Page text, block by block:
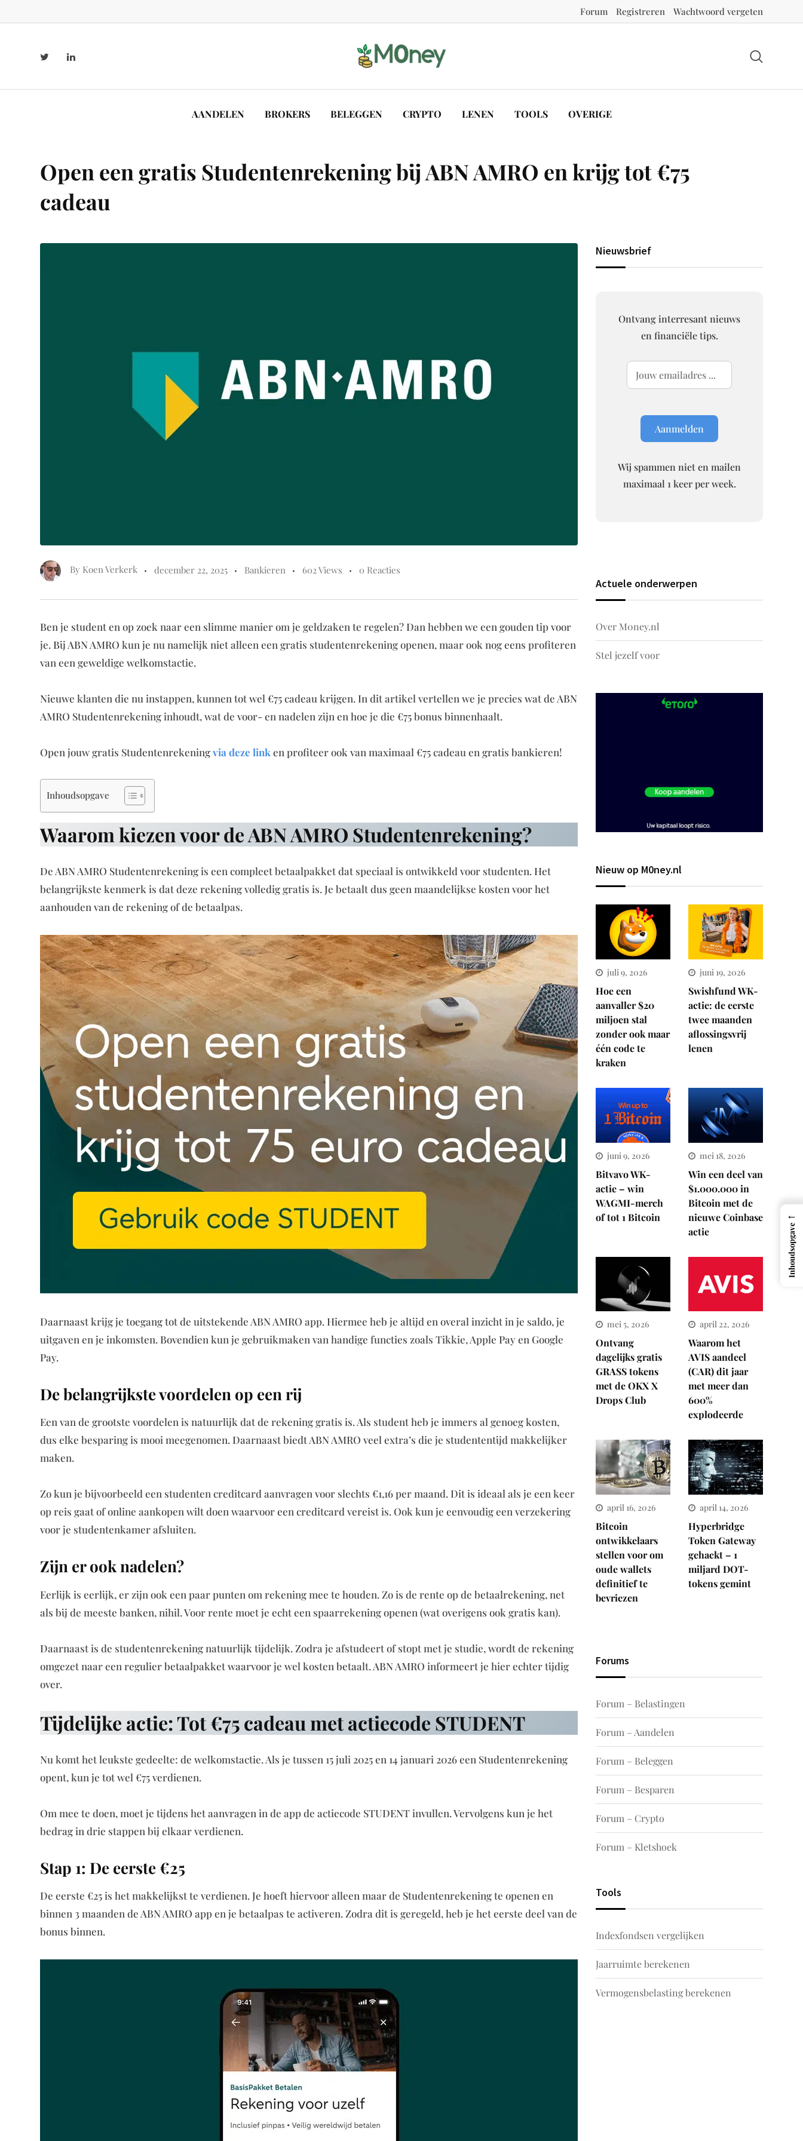
Forum Registreren Wachtwoord vergeten
AANDELEN BROKERS BELEGGEN CRYPTO LENEN TOOLS OVERIGE
Open een gratis Studentenrekening bij ABN AMRO en krijg tot €75
cadeau
By Koen Verkerk december 22, 2025 Bankieren 602 Views 0 Reacties
Ben je student en op zoek naar een slimme manier om je geldzaken te regelen? Dan hebben we een gouden tip voor
je. Bij ABN AMRO kun je nu namelijk niet alleen een gratis studentenrekening openen, maar ook nog eens profiteren
van een geweldige welkomstactie.
Nieuwe klanten die nu instappen, kunnen tot wel €75 cadeau krijgen. In dit artikel vertellen we je precies wat de ABN
AMRO Studentenrekening inhoudt, wat de voor- en nadelen zijn en hoe je die €75 bonus binnenhaalt.
Open jouw gratis Studentenrekeningvia deze linken profiteer ook van maximaal €75 cadeau en gratis bankieren!
Inhoudsopgave
Waarom kiezen voor de ABN AMRO Studentenrekening?
De ABN AMRO Studentenrekening is een compleet betaalpakket dat speciaal is ontwikkeld voor studenten. Het
belangrijkste kenmerk is dat deze rekening volledig gratis is. Je betaalt dus geen maandelijkse kosten voor het
aanhouden van de rekening of de betaalpas.
Daarnaast krijg je toegang tot de uitstekende ABN AMRO app. Hiermee heb je altijd en overal inzicht in je saldo, je
uitgaven en je inkomsten. Bovendien kun je gebruikmaken van handige functies zoals Tikkie, Apple Pay en Google
Pay.
De belangrijkste voordelen op een rij
Een van de grootste voordelen is natuurlijk dat de rekening gratis is. Als student heb je immers al genoeg kosten,
dus elke besparing is mooi meegenomen. Daarnaast biedt ABN AMRO veel extra’s die je studententijd makkelijker
maken.
Zo kun je bijvoorbeeld een studenten creditcard aanvragen voor slechts €1,16 per maand. Dit is ideaal als je een keer
op reis gaat of online aankopen wilt doen waarvoor een creditcard vereist is. Ook kun je eenvoudig een verzekering
voor je studentenkamer afsluiten.
Zijn er ook nadelen?
Eerlijk is eerlijk, er zijn ook een paar punten om rekening mee te houden. Zo is de rente op de betaalrekening, net
als bij de meeste banken, nihil. Voor rente moet je echt een spaarrekening openen (wat overigens ook gratis kan).
Daarnaast is de studentenrekening natuurlijk tijdelijk. Zodra je afstudeert of stopt met je studie, wordt de rekening
omgezet naar een regulier betaalpakket waarvoor je wel kosten betaalt. ABN AMRO informeert je hier echter tijdig
over.
Tijdelijke actie: Tot €75 cadeau met actiecode STUDENT
Nu komt het leukste gedeelte: de welkomstactie. Als je tussen 15 juli 2025 en 14 januari 2026 een Studentenrekening
opent, kun je tot wel €75 verdienen.
Om mee te doen, moet je tijdens het aanvragen in de app de actiecode STUDENT invullen. Vervolgens kun je het
bedrag in drie stappen bij elkaar verdienen.
Stap 1: De eerste €25
De eerste €25 is het makkelijkst te verdienen. Je hoeft hiervoor alleen maar de Studentenrekening te openen en
binnen 3 maanden de ABN AMRO app en je betaalpas te activeren. Zodra dit is geregeld, heb je het eerste deel van de
bonus binnen.
Nieuwsbrief
Ontvang interresant nieuws
en financiële tips.
Wij spammen niet en mailen
maximaal 1 keer per week.
Actuele onderwerpen
Over M0ney.nl
Stel jezelf voor
Nieuw op M0ney.nl
juli 9, 2026
Hoe een
aanvaller $20
miljoen stal
zonder ook maar
één code te
kraken
juni 19, 2026
Swishfund WK-
actie: de eerste
twee maanden
aflossingsvrij
lenen
juni 9, 2026
Bitvavo WK-
actie – win
WAGMI-merch
of tot 1 Bitcoin
mei 18, 2026
Win een deel van
$1.000.000 in
Bitcoin met de
nieuwe Coinbase
actie
mei 5, 2026
Ontvang
dagelijks gratis
GRASS tokens
met de OKX X
Drops Club
april 22, 2026
Waarom het
AVIS aandeel
(CAR) dit jaar
met meer dan
600%
explodeerde
april 16, 2026
Bitcoin
ontwikkelaars
stellen voor om
oude wallets
definitief te
bevriezen
april 14, 2026
Hyperbridge
Token Gateway
gehackt – 1
miljard DOT-
tokens gemint
Forums
Forum – Belastingen
Forum – Aandelen
Forum – Beleggen
Forum – Besparen
Forum – Crypto
Forum – Kletshoek
Tools
Indexfondsen vergelijken
Jaarruimte berekenen
Vermogensbelasting berekenen
←
Inhoudsopgave